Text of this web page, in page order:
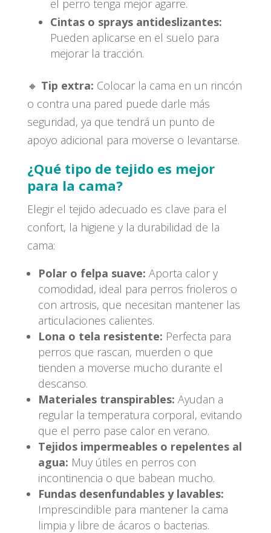
el perro tenga mejor agarre.
Cintas o sprays antideslizantes:
Pueden aplicarse en el suelo para
mejorar la tracción.
🔸 Tip extra: Colocar la cama en un rincón
o contra una pared puede darle más
seguridad, ya que tendrá un punto de
apoyo adicional para moverse o levantarse.
¿Qué tipo de tejido es mejor
para la cama?
Elegir el tejido adecuado es clave para el
confort, la higiene y la durabilidad de la
cama:
Polar o felpa suave: Aporta calor y
comodidad, ideal para perros frioleros o
con artrosis, que necesitan mantener las
articulaciones calientes.
Lona o tela resistente: Perfecta para
perros que rascan, muerden o que
tienden a moverse mucho durante el
descanso.
Materiales transpirables: Ayudan a
regular la temperatura corporal, evitando
que el perro pase calor en verano.
Tejidos impermeables o repelentes al
agua: Muy útiles en perros con
incontinencia o que babean mucho.
Fundas desenfundables y lavables:
Imprescindible para mantener la cama
limpia y libre de ácaros o bacterias.